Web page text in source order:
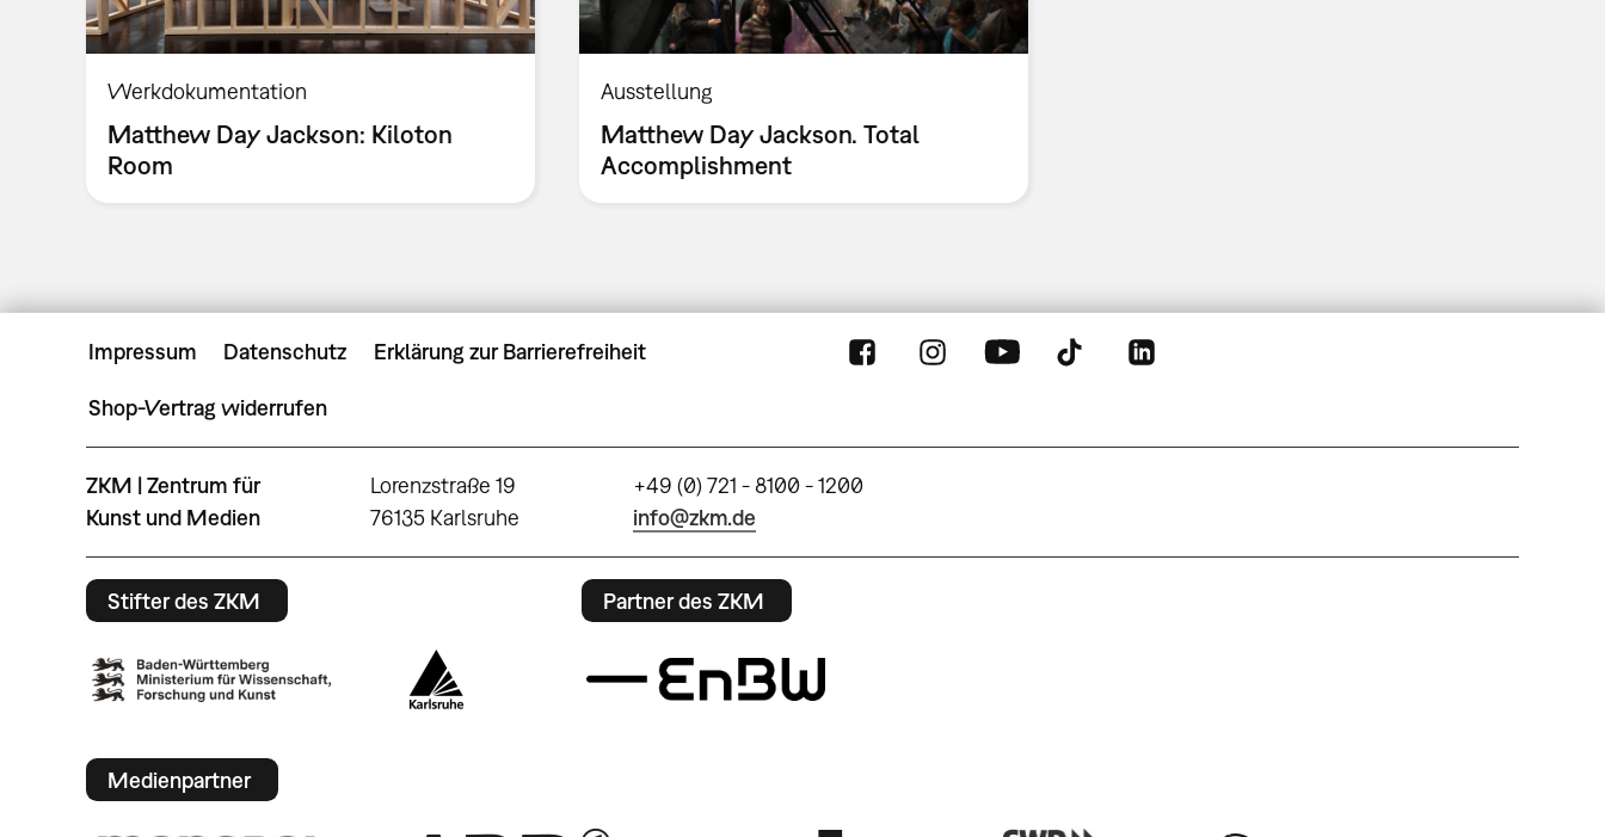
Werkdokumentation
Matthew Day Jackson: Kiloton
Room
Ausstellung
Matthew Day Jackson. Total
Accomplishment
Impressum Datenschutz Erklärung zur Barrierefreiheit
Shop-Vertrag widerrufen
ZKM | Zentrum für
Kunst und Medien
Lorenzstraße 19
76135 Karlsruhe
+49 (0) 721 - 8100 - 1200
info@zkm.de
Stifter des ZKM Partner des ZKM
Medienpartner